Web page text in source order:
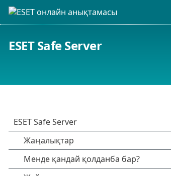
ESET Safe Server